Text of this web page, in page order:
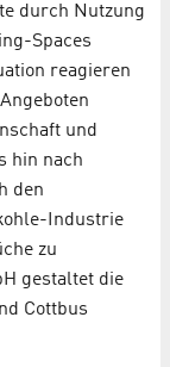
durch Nutzung
Spaces
reagieren
und
hin nach
den
Industrie
zu
gestaltet die
Cottbus